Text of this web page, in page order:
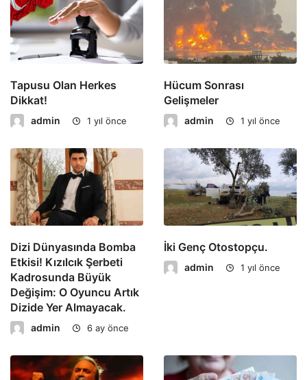
Tapusu Olan Herkes
Dikkat!
admin 1 yıl önce
Hücum Sonrası
Gelişmeler
admin 1 yıl önce
Dizi Dünyasında Bomba
Etkisi! Kızılcık Şerbeti
Kadrosunda Büyük
Değişim: O Oyuncu Artık
Dizide Yer Almayacak.
admin 6 ay önce
İki Genç Otostopçu.
admin 1 yıl önce